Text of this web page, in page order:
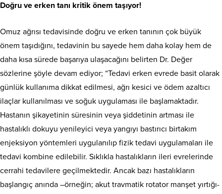
Doğru ve erken tanı kritik önem taşıyor!
Omuz ağrısı tedavisinde doğru ve erken tanının çok büyük
önem taşıdığını, tedavinin bu sayede hem daha kolay hem de
daha kısa sürede başarıya ulaşacağını belirten Dr. Değer
sözlerine şöyle devam ediyor; “Tedavi erken evrede basit olarak
günlük kullanıma dikkat edilmesi, ağrı kesici ve ödem azaltıcı
ilaçlar kullanılması ve soğuk uygulaması ile başlamaktadır.
Hastanın şikayetinin süresinin veya şiddetinin artması ile
hastalıklı dokuyu yenileyici veya yangıyı bastırıcı birtakım
enjeksiyon yöntemleri uygulanılıp fizik tedavi uygulamaları ile
tedavi kombine edilebilir. Sıklıkla hastalıkların ileri evrelerinde
cerrahi tedavilere geçilmektedir. Ancak bazı hastalıkların
başlangıç anında –örneğin; akut travmatik rotator manşet yırtığı-